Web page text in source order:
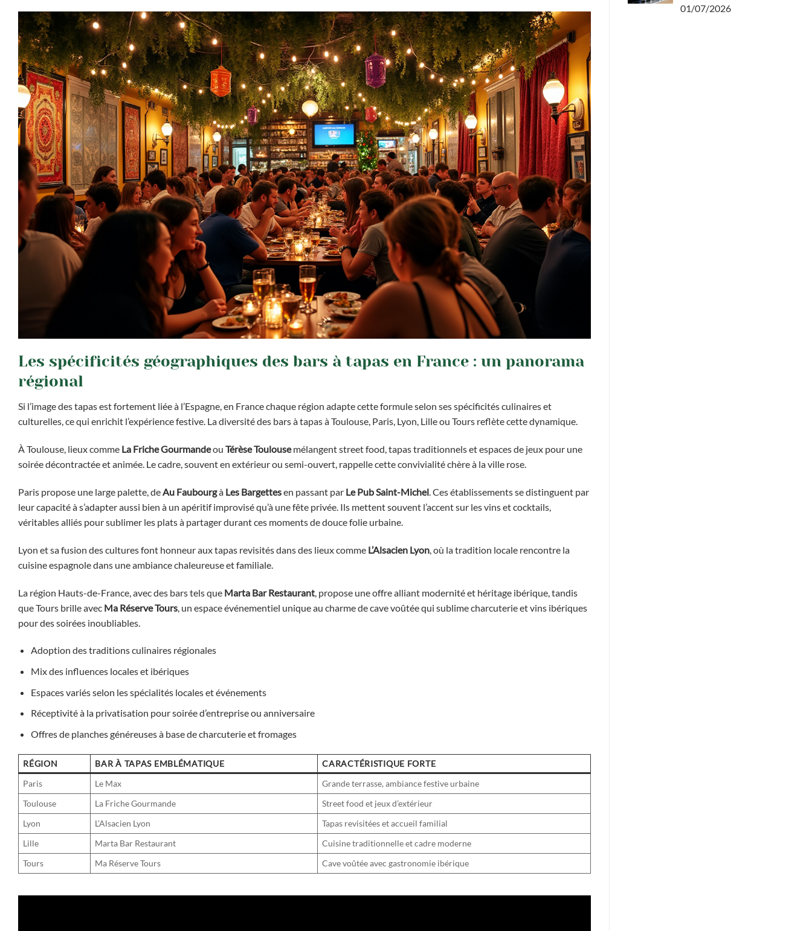
Les spécificités géographiques des bars à tapas en France : un panorama
régional
Si l’image des tapas est fortement liée à l’Espagne, en France chaque région adapte cette formule selon ses spécificités culinaires et
culturelles, ce qui enrichit l’expérience festive. La diversité des bars à tapas à Toulouse, Paris, Lyon, Lille ou Tours reflète cette dynamique.
À Toulouse, lieux comme La Friche Gourmandeou Térèse Toulousemélangent street food, tapas traditionnels et espaces de jeux pour une
soirée décontractée et animée. Le cadre, souvent en extérieur ou semi-ouvert, rappelle cette convivialité chère à la ville rose.
Paris propose une large palette, deAu Faubourgà Les Bargettesen passant par Le Pub Saint-Michel. Ces établissements se distinguent par
leur capacité à s’adapter aussi bien à un apéritif improvisé qu’à une fête privée. Ils mettent souvent l’accent sur les vins et cocktails,
véritables alliés pour sublimer les plats à partager durant ces moments de douce folie urbaine.
Lyon et sa fusion des cultures font honneur aux tapas revisités dans des lieux comme L’Alsacien Lyon, où la tradition locale rencontre la
cuisine espagnole dans une ambiance chaleureuse et familiale.
La région Hauts-de-France, avec des bars tels que Marta Bar Restaurant , propose une offre alliant modernité et héritage ibérique, tandis
que Tours brille avec Ma Réserve Tours , un espace événementiel unique au charme de cave voûtée qui sublime charcuterie et vins ibériques
pour des soirées inoubliables.
Adoption des traditions culinaires régionales
Mix des influences locales et ibériques
Espaces variés selon les spécialités locales et événements
Réceptivité à la privatisation pour soirée d’entreprise ou anniversaire
Offres de planches généreuses à base de charcuterie et fromages
RÉGION BAR À TAPAS EMBLÉMATIQUE
CARACTÉRISTIQUE FORTE
Paris
Le Max
Grande terrasse, ambiance festive urbaine
Toulouse
La Friche Gourmande
Street food et jeux d’extérieur
Lyon
L’Alsacien Lyon
Tapas revisitées et accueil familial
Lille
Marta Bar Restaurant
Cuisine traditionnelle et cadre moderne
Tours
Ma Réserve Tours Cave voûtée avec gastronomie ibérique
01/07/2026